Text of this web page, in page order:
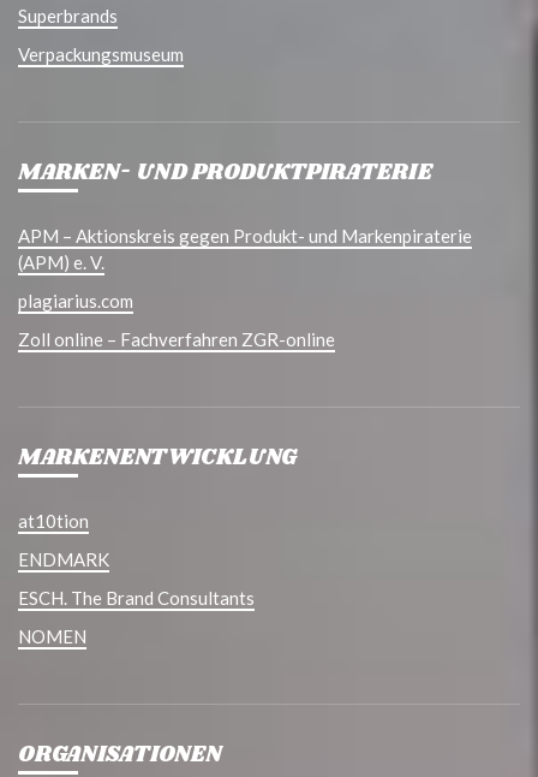
Superbrands
Verpackungsmuseum
MARKEN- UND PRODUKTPIRATERIE
APM – Aktionskreis gegen Produkt- und Markenpiraterie
(APM) e. V.
plagiarius.com
Zoll online – Fachverfahren ZGR-online
MARKENENTWICKLUNG
at10tion
ENDMARK
ESCH. The Brand Consultants
NOMEN
ORGANISATIONEN